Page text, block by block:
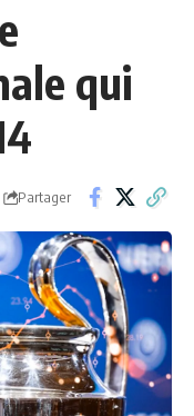
qui
Partager